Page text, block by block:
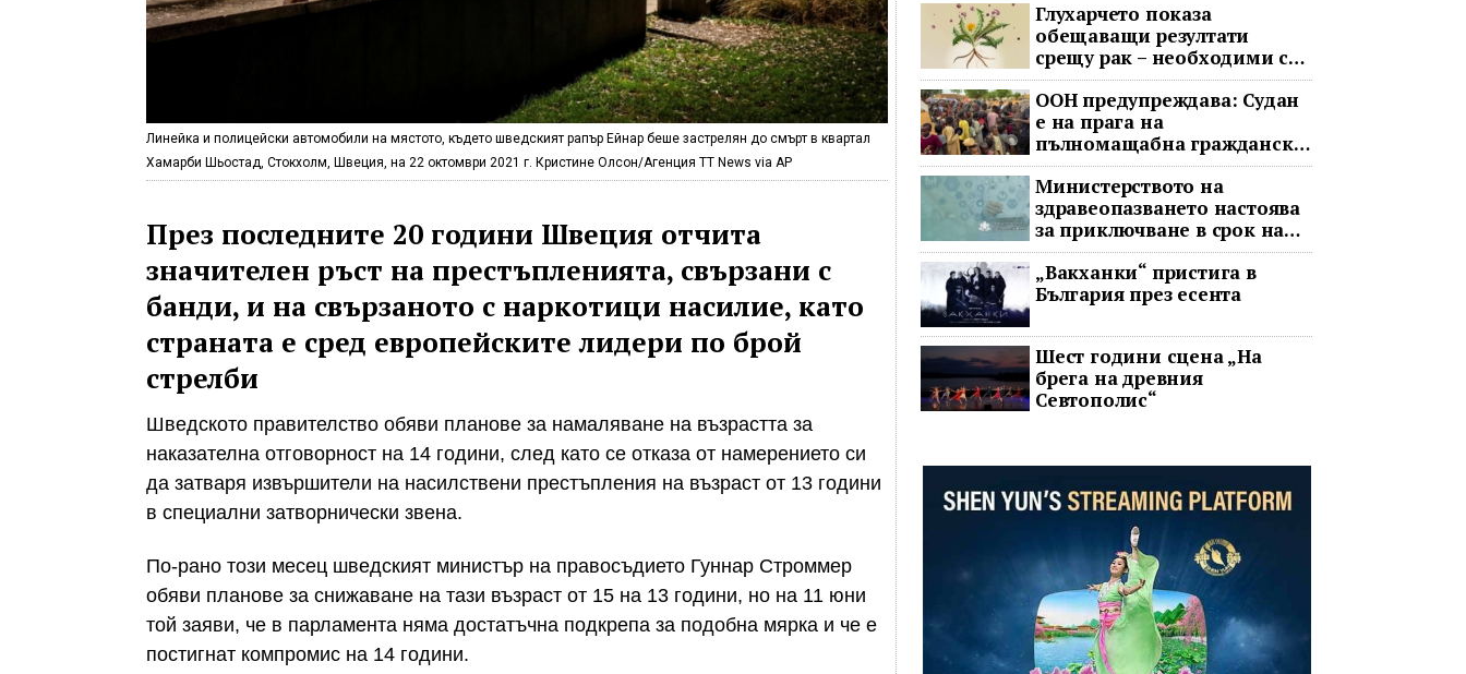
Линейка и полицейски автомобили на мястото, където шведският рапър Ейнар беше застрелян до смърт в квартал
Хамарби Шьостад, Стокхолм, Швеция, на 22 октомври 2021 г. Кристине Олсон/Агенция TT News via AP
През последните 20 години Швеция отчита
значителен ръст на престъпленията, свързани с
банди, и на свързаното с наркотици насилие, като
страната е сред европейските лидери по брой
стрелби
Шведското правителство обяви планове за намаляване на възрастта за
наказателна отговорност на 14 години, след като се отказа от намерението си
да затваря извършители на насилствени престъпления на възраст от 13 години
в специални затворнически звена.
По-рано този месец шведският министър на правосъдието Гуннар Строммер
обяви планове за снижаване на тази възраст от 15 на 13 години, но на 11 юни
той заяви, че в парламента няма достатъчна подкрепа за подобна мярка и че е
постигнат компромис на 14 години.
Глухарчето показа
обещаващи резултати
срещу рак – необходими са
изпитания с хора
ООН предупреждава: Судан
е на прага на
пълномащабна гражданска
война
Министерството на
здравеопазването настоява
за приключване в срок на
два ключови строителни
проекта
„Вакханки“ пристига в
България през есента
Шест години сцена „На
брега на древния
Севтополис“